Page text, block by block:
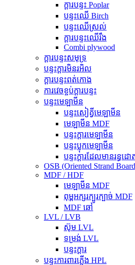
ក្តារបន្ទះ Poplar
បន្ទះឈើ Birch
បន្ទះឈើស្រល់
ក្តារបន្ទះឈើរឹង
Combi plywood
ក្តារបន្ទះសមុទ្រ
បន្ទះក្តារមិនរអិល
ក្តារបន្ទះពត់កោង
ការវេចខ្ចប់ក្តារបន្ទះ
បន្ទះមេឡាមីន
បន្ទះសៀគ្វីមេឡាមីន
មេឡាមីន MDF
បន្ទះក្តារមេឡាមីន
បន្ទះប្លុកមេឡាមីន
បន្ទះក្តារដែលមានរន្ធដ
OSB (Oriented Strand
MDF / HDF
មេឡាមីន MDF
ពុម្ពអក្សរក្បូរក្បាច់ MDF
MDF ឆៅ
LVL / LVB
ស៊ុម LVL
ទម្រង់ LVL
បន្ទះក្តារ
បន្ទះការពារភ្លើង HPL